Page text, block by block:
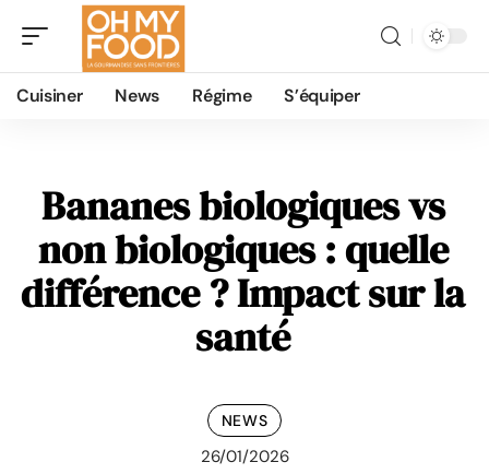
Cuisiner News Régime S’équiper
Bananes biologiques vs
non biologiques : quelle
différence ? Impact sur la
santé
NEWS
26/01/2026